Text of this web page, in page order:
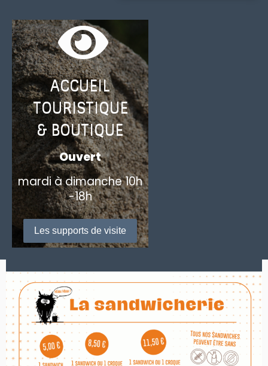
ACCUEIL
TOURISTIQUE
& BOUTIQUE
Ouvert
mardi à dimanche 10h
-18h
Les supports de visite